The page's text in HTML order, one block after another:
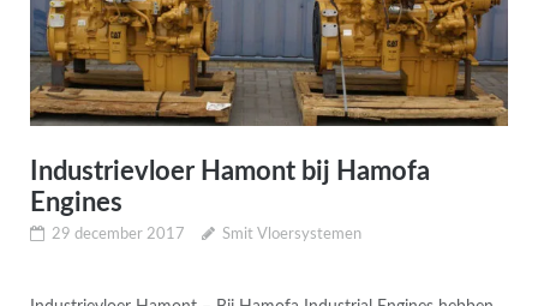
Industrievloer Hamont bij Hamofa
Engines
29 december 2017 Smit Vloersystemen